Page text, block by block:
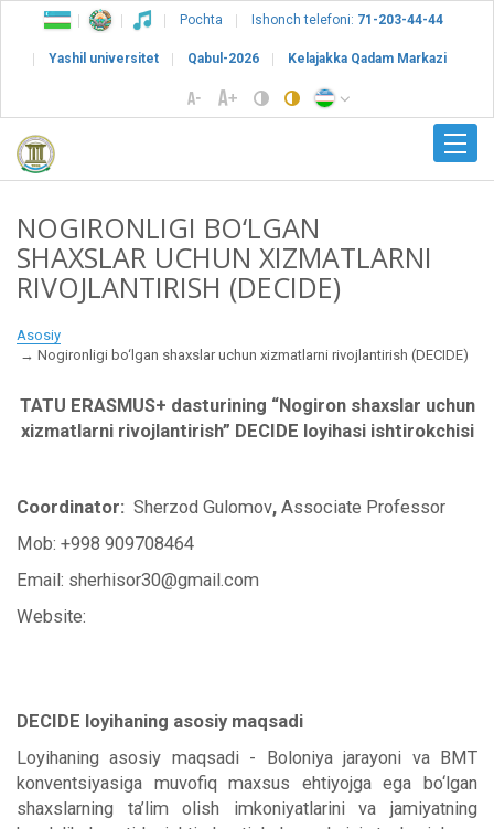
Pochta Ishonch telefoni: 71-203-44-44
Yashil universitet Qabul-2026 Kelajakka Qadam Markazi
NOGIRONLIGI BO‘LGAN
SHAXSLAR UCHUN XIZMATLARNI
RIVOJLANTIRISH (DECIDE)
Asosiy
Nogironligi bo‘lgan shaxslar uchun xizmatlarni rivojlantirish (DECIDE)
TATU ERASMUS+ dasturining “N ogiron shaxslar uchun
xizmatlarni rivojlantirish” DECIDE loyihasi ishtirokchisi
Coordinator: Sherzod Gulomov, Associate Professor
Mob: +998 909708464
Email: sherhisor30@gmail.com
Website:
DECIDE loyihaning asosiy maqsadi
Loyihaning asosiy maqsadi - Boloniya jarayoni va BMT
konventsiyasiga muvofiq maxsus ehtiyojga ega bo‘lgan
shaxslarning ta’lim olish imkoniyatlarini va jamiyatning